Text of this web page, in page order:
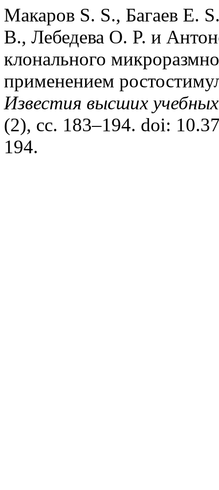
Макаров S. S., Багаев E.
B., Лебедева O. P. и
клонального
применением
Известия высших
(2), сс. 183–194. doi:
194.